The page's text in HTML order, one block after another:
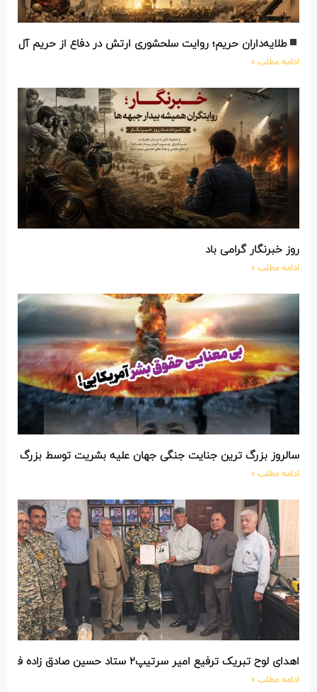
طلایه‌داران حریم؛ روایت سلحشوری ارتش در دفاع از حریم آل‌الله
ادامه مطلب »
روز خبرنگار گرامی باد
ادامه مطلب »
سالروز بزرگ ترین جنایت جنگی جهان علیه بشریت توسط بزرگ
ادامه مطلب »
اهدای لوح تبریک ترفیع امیر سرتیپ۲ ستاد حسین صادق زاده فرمانده تیپ ۲۵ واکنش سریع شهید آبگون نزاجا مستقر در تبریز
ادامه مطلب »